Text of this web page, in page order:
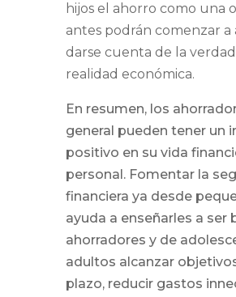
hijos el ahorro como una
antes podrán comenzar a
darse cuenta de la
realidad económica.
En resumen, los
general pueden tener un
positivo en su vida
personal. Fomentar la
financiera ya desde
ayuda a enseñarles a ser
ahorradores y de
adultos alcanzar
plazo, reducir gastos